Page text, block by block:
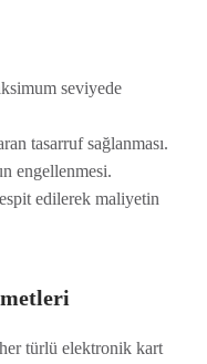
seviyede
tasarruf sağlanması.
engellenmesi.
edilerek maliyetin
türlü elektronik kart